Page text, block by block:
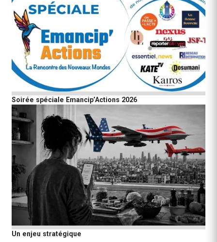
Soirée spéciale Emancip’Actions 2026
Un enjeu stratégique